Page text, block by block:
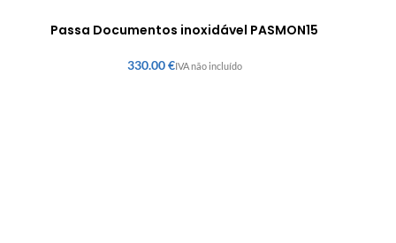
Passa Documentos inoxidável PASMON15
€